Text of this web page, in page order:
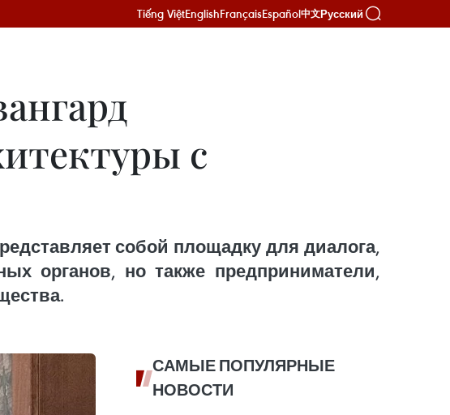
Tiếng ViệtEnglishFrançaisEspañol中文Русский
с
собой площадку для диалога,
органов, но также предприниматели,
САМЫЕ ПОПУЛЯРНЫЕ
НОВОСТИ